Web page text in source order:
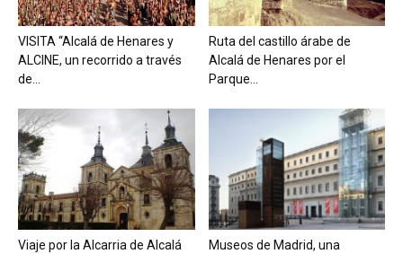
VISITA “Alcalá de Henares y
ALCINE, un recorrido a través
de...
Ruta del castillo árabe de
Alcalá de Henares por el
Parque...
Viaje por la Alcarria de Alcalá
Museos de Madrid, una